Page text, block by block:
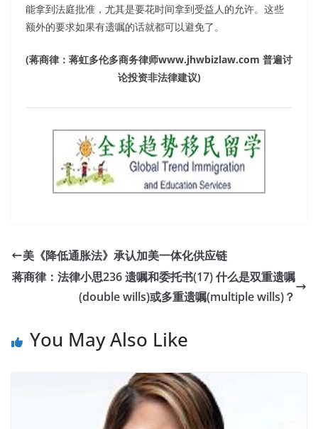
能拿到法庭批准，尤其是要花时间拿到受益人的允许。这些
额外的要求如果有遗嘱的话就都可以避免了。
(蒋商律：蒋虹多伦多商务律师www.jhwbizlaw.com 普遍讨
论投资非法律建议)
美《降低通胀法》承认加美一体化供应链
蒋商律：法律小思236 遗嘱和委托书(17) 什么是双重遗嘱
(double wills)或多重遗嘱(multiple wills)？
You May Also Like